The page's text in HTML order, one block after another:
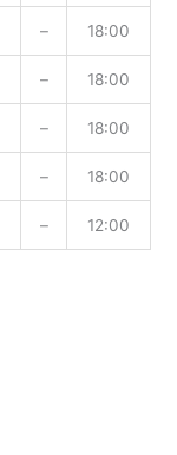
– 18:00
– 18:00
– 18:00
– 18:00
– 12:00